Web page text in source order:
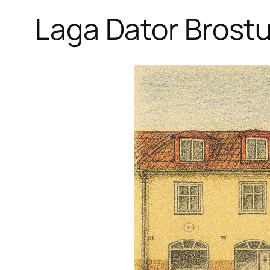
Laga Dator